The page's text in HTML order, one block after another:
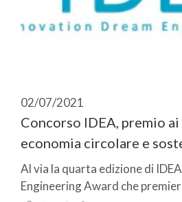
02/07/2021
Concorso IDEA, premio
economia circolare e
Al via la quarta edizione di
Engineering Award che